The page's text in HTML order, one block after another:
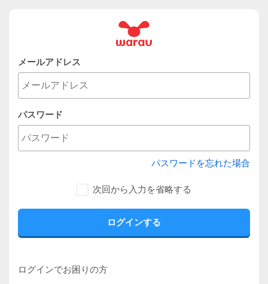
メールアドレス
パスワード
パスワードを忘れた場合
次回から入力を省略する
ログインでお困りの方